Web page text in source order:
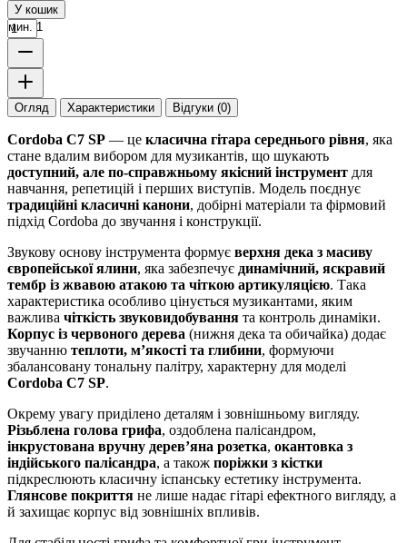
У кошик
мин. 1
Огляд Характеристики Відгуки (0)
Cordoba C7 SP — це класична гітара середнього рівня, яка
стане вдалим вибором для музикантів, що шукають
доступний, але по-справжньому якісний інструмент для
навчання, репетицій і перших виступів. Модель поєднує
традиційні класичні канони, добірні матеріали та фірмовий
підхід Cordoba до звучання і конструкції.
Звукову основу інструмента формує верхня дека з масиву
європейської ялини, яка забезпечує динамічний, яскравий
тембр із жвавою атакою та чіткою артикуляцією. Така
характеристика особливо цінується музикантами, яким
важлива чіткість звуковидобування та контроль динаміки.
Корпус із червоного дерева (нижня дека та обичайка) додає
звучанню теплоти, м’якості та глибини, формуючи
збалансовану тональну палітру, характерну для моделі
Cordoba C7 SP.
Окрему увагу приділено деталям і зовнішньому вигляду.
Різьблена голова грифа, оздоблена палісандром,
інкрустована вручну дерев’яна розетка, окантовка з
індійського палісандра, а також поріжки з кістки
підкреслюють класичну іспанську естетику інструмента.
Глянсове покриття не лише надає гітарі ефектного вигляду, а
й захищає корпус від зовнішніх впливів.